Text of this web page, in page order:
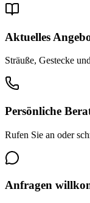
Aktuelles
Sträuße, Gestecke
Persönliche
Rufen Sie an oder
Anfragen